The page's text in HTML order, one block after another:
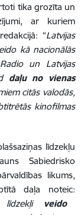
tika grozīta un
ar kuriem
“Latvijas
kā nacionālās
un Latvijas
daļu no vienas
citās valodās,
kinofilmas
līdzekļu
Sabiedrisko
likums,
daļa noteic:
līdzekļi
veido